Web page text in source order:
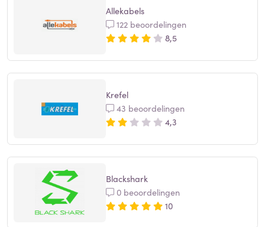
Allekabels
122 beoordelingen
8,5
Krefel
43 beoordelingen
4,3
Blackshark
0 beoordelingen
10